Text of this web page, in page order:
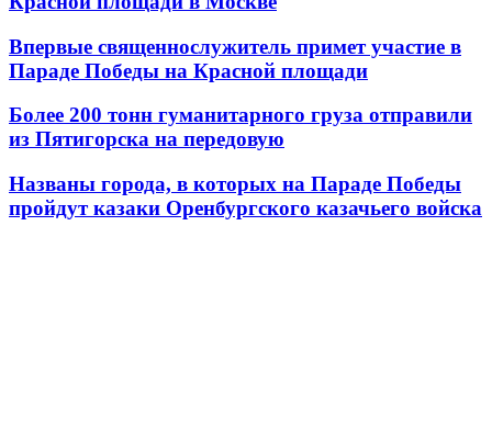
Впервые священнослужитель примет участие в
Параде Победы на Красной площади
Более 200 тонн гуманитарного груза отправили
из Пятигорска на передовую
Названы города, в которых на Параде Победы
пройдут казаки Оренбургского казачьего войска